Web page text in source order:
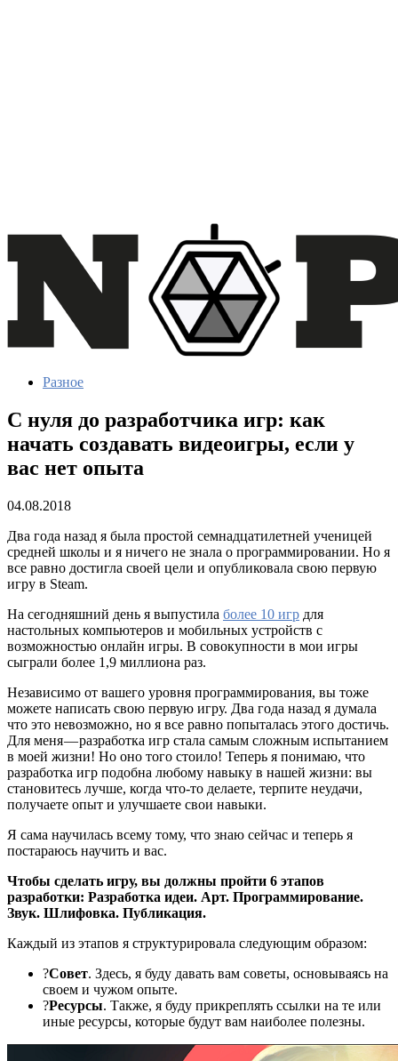
Разное
С нуля до разработчика игр: как
начать создавать видеоигры, если у
вас нет опыта
04.08.2018
Два года назад я была простой семнадцатилетней ученицей
средней школы и я ничего не знала о программировании. Но я
все равно достигла своей цели и опубликовала свою первую
игру в Steam.
На сегодняшний день я выпустила более 10 игр для
настольных компьютеров и мобильных устройств с
возможностью онлайн игры. В совокупности в мои игры
сыграли более 1,9 миллиона раз.
Независимо от вашего уровня программирования, вы тоже
можете написать свою первую игру. Два года назад я думала
что это невозможно, но я все равно попыталась этого достичь.
Для меня — разработка игр стала самым сложным испытанием
в моей жизни! Но оно того стоило! Теперь я понимаю, что
разработка игр подобна любому навыку в нашей жизни: вы
становитесь лучше, когда что-то делаете, терпите неудачи,
получаете опыт и улучшаете свои навыки.
Я сама научилась всему тому, что знаю сейчас и теперь я
постараюсь научить и вас.
Чтобы сделать игру, вы должны пройти 6 этапов
разработки: Разработка идеи. Арт. Программирование.
Звук. Шлифовка. Публикация.
Каждый из этапов я структурировала следующим образом:
?Совет. Здесь, я буду давать вам советы, основываясь на
своем и чужом опыте.
?Ресурсы. Также, я буду прикреплять ссылки на те или
иные ресурсы, которые будут вам наиболее полезны.